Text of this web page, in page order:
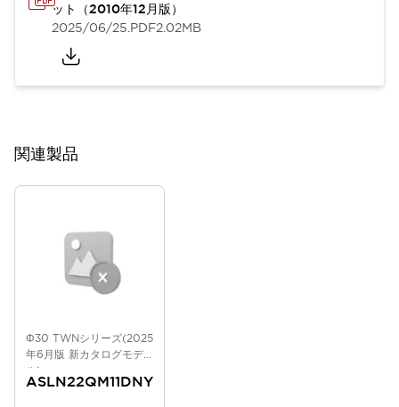
ット（2010年12月版）
2025/06/25.PDF2.02MB
関連製品
Φ30 TWNシリーズ(2025
年6月版 新カタログモデ
ル)
ASLN22QM11DNY